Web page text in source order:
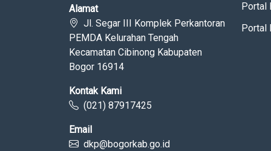
Alamat
Jl. Segar III Komplek Perkantoran
PEMDA Kelurahan Tengah
Kecamatan Cibinong Kabupaten
Bogor 16914
Kontak Kami
(021) 87917425
Email
dkp@bogorkab.go.id
Portal
Portal